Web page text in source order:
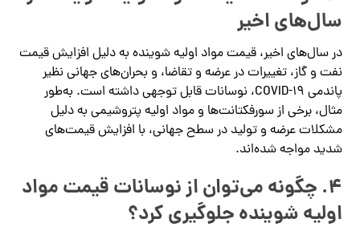
سال‌های اخیر
در سال‌های اخیر، قیمت مواد اولیه شوینده به دلیل افزایش قیمت
نفت و گاز، تغییرات در عرضه و تقاضا، و بحران‌های جهانی نظیر
پاندمی COVID-19، نوسانات قابل توجهی داشته است. به‌طور
مثال، برخی از سورفکتانت‌ها و مواد اولیه پتروشیمی به دلیل
مشکلات عرضه و تولید در سطح جهانی، با افزایش قیمت‌های
شدید مواجه شده‌اند.
4. چگونه می‌توان از نوسانات قیمت مواد
اولیه شوینده جلوگیری کرد؟